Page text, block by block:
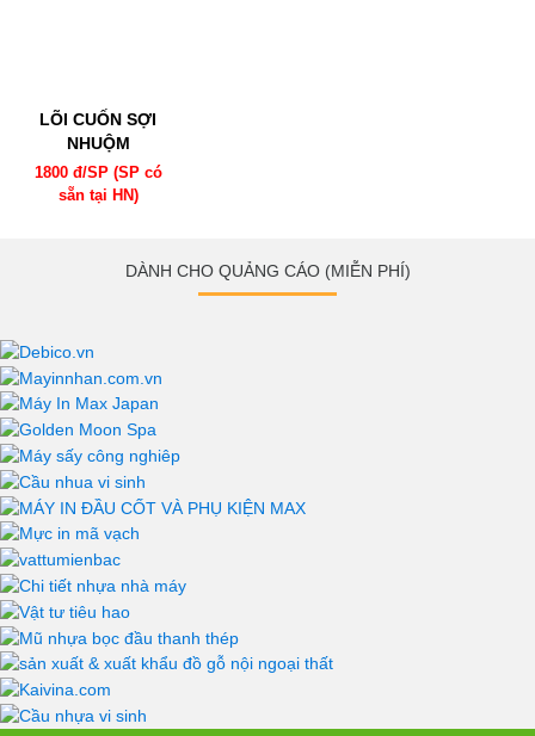
LÕI CUỐN SỢI
NHUỘM
1800 đ/SP (SP có
sẵn tại HN)
DÀNH CHO QUẢNG CÁO (MIỄN PHÍ)